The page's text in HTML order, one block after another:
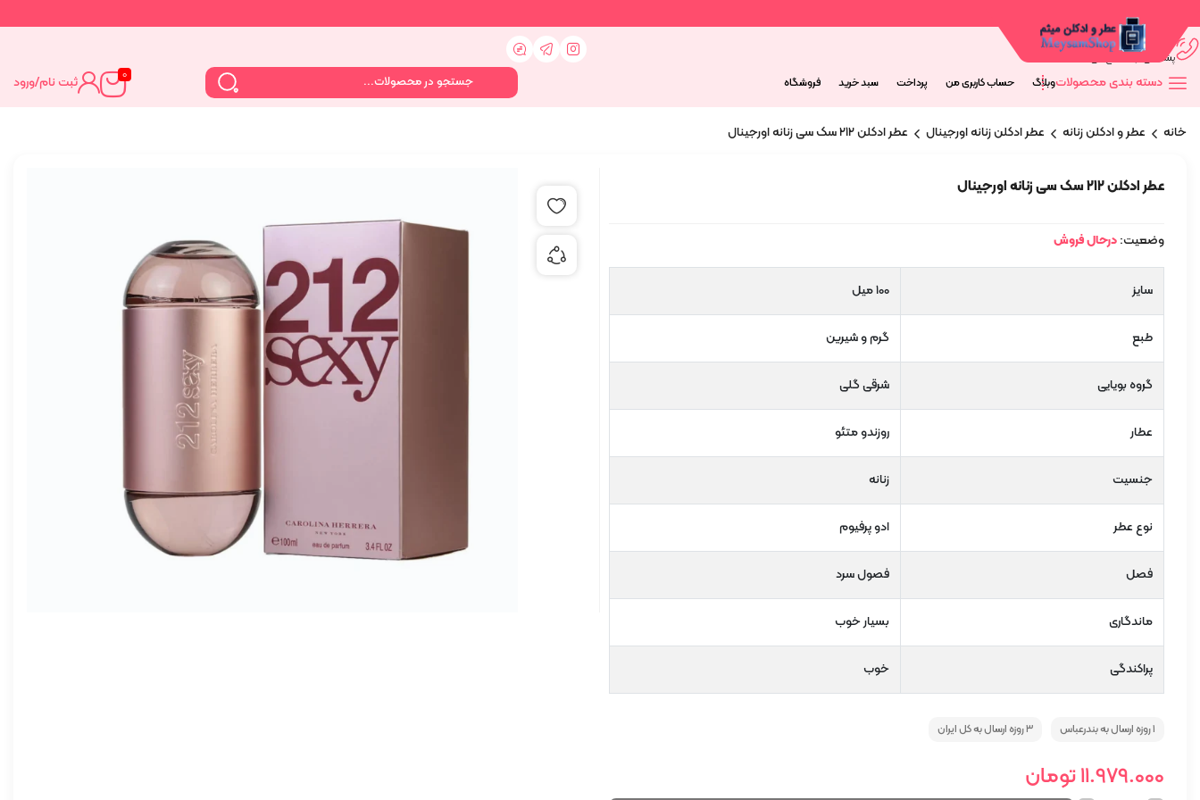
09044673563
پشتیانی از 9 صبح الی 20 شب
دسته بندی محصولاتوبلاگ حساب کاربری من پرداخت سبد خرید فروشگاه
0 ثبت نام/ورود
خانه عطر و ادکلن زنانه عطر ادکلن زنانه اورجینال عطر ادکلن ۲۱۲ سک سی زنانه اورجینال
عطر ادکلن ۲۱۲ سک سی زنانه اورجینال
وضعیت:درحال فروش
سایز 100 میل
طبع گرم و شیرین
گروه بویایی شرقی گلی
عطار روزندو متئو
جنسیت زنانه
نوع عطر ادو پرفیوم
فصل فصول سرد
ماندگاری بسیار خوب
پراکندگی خوب
1 روزه ارسال به بندرعباس 3 روزه ارسال به کل ایران
11.979.000تومان